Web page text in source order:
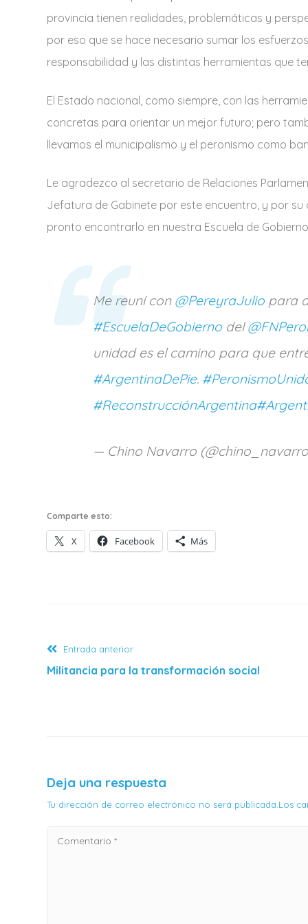
provincia tienen realidades, problemáticas y
por eso que se hace necesario sumar los
responsabilidad y las distintas herramientas que
El Estado nacional, como siempre, con las
concretas para orientar un mejor futuro; pero
llevamos el municipalismo y el peronismo como
Le agradezco al secretario de Relaciones
Jefatura de Gabinete por este encuentro, y por
pronto encontrarlo en nuestra Escuela de
Me reuní con @PereyraJulio para
#EscuelaDeGobierno del
unidad es el camino para que
#ArgentinaDePie.
#ReconstrucciónArgentina
— Chino Navarro
Comparte esto:
X Facebook Más
Entrada anterior
Militancia para la transformación social
Deja una respuesta
Tu dirección de correo electrónico no será publicada.Los